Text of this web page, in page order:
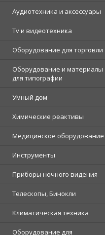
Аудиотехника и аксессуары
Tv и видеотехника
Оборудование для торговли
Оборудование и материалы
для типографии
Умный дом
Химические реактивы
Медицинское оборудование
Инструменты
Приборы ночного видения
Телескопы, Бинокли
Климатическая техника
Оборудование для